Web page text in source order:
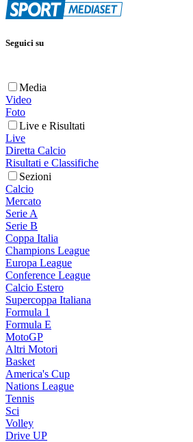
Seguici su
Media
Video
Foto
Live e Risultati
Live
Diretta Calcio
Risultati e Classifiche
Sezioni
Calcio
Mercato
Serie A
Serie B
Coppa Italia
Champions League
Europa League
Conference League
Calcio Estero
Supercoppa Italiana
Formula 1
Formula E
MotoGP
Altri Motori
Basket
America's Cup
Nations League
Tennis
Sci
Volley
Drive UP